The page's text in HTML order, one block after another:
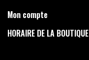
Mon compte
HORAIRE DE LA BOUTIQUE